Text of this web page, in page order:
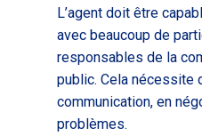
L’agent doit être
avec beaucoup de
responsables de la
public. Cela nécessite
communication, en
problèmes.